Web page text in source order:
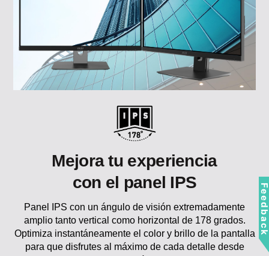
Mejora tu experiencia
con el panel IPS
Panel IPS con un ángulo de visión extremadamente
amplio tanto vertical como horizontal de 178 grados.
Optimiza instantáneamente el color y brillo de la pantalla
para que disfrutes al máximo de cada detalle desde
cualquier ángulo.